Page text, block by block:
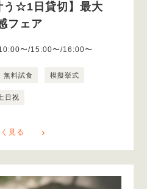
う☆1日貸切】最大
フェア
〜/15:00〜/16:00〜
無料試食 模擬挙式
日祝
見る